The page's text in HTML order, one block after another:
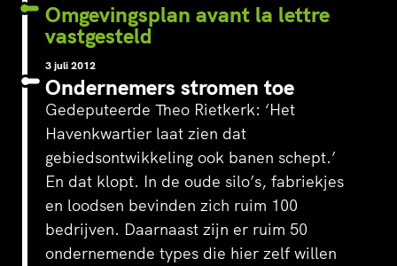
Omgevingsplan avant la lettre
vastgesteld
3 juli 2012
Ondernemers stromen toe
Gedeputeerde Theo Rietkerk: ‘Het
Havenkwartier laat zien dat
gebiedsontwikkeling ook banen schept.’
En dat klopt. In de oude silo’s, fabriekjes
en loodsen bevinden zich ruim 100
bedrijven. Daarnaast zijn er ruim 50
ondernemende types die hier zelf willen